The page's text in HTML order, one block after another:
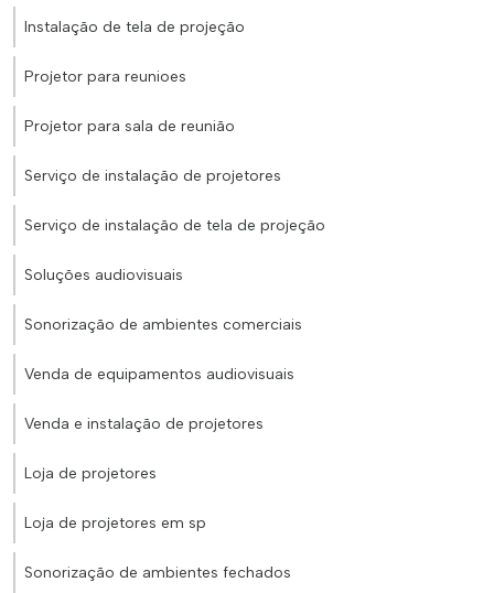
Instalação de tela de projeção
Projetor para reunioes
Projetor para sala de reunião
Serviço de instalação de projetores
Serviço de instalação de tela de projeção
Soluções audiovisuais
Sonorização de ambientes comerciais
Venda de equipamentos audiovisuais
Venda e instalação de projetores
Loja de projetores
Loja de projetores em sp
Sonorização de ambientes fechados